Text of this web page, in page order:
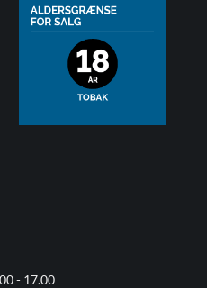
- 17.00